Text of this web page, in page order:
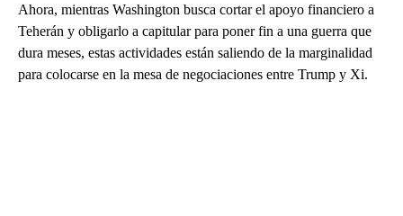
Ahora, mientras Washington busca cortar el apoyo financiero a
Teherán y obligarlo a capitular para poner fin a una guerra que
dura meses, estas actividades están saliendo de la marginalidad
para colocarse en la mesa de negociaciones entre Trump y Xi.